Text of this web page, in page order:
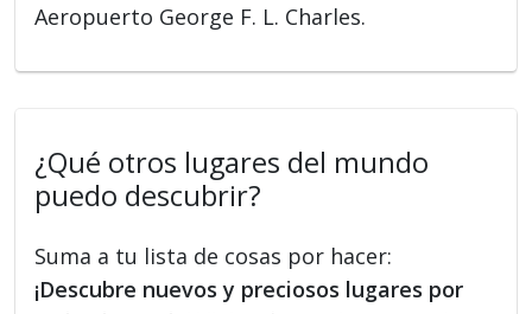
Aeropuerto George F. L. Charles.
¿Qué otros lugares del mundo
puedo descubrir?
Suma a tu lista de cosas por hacer:
¡Descubre nuevos y preciosos lugares por